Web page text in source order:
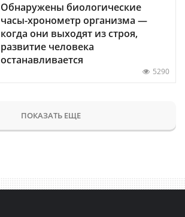
Обнаружены биологические
часы-хронометр организма —
когда они выходят из строя,
развитие человека
останавливается
5290
ПОКАЗАТЬ ЕЩЕ